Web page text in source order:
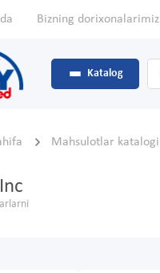
Bizning dorixonalarimiz
Katalog
Mahsulotlar katalogi